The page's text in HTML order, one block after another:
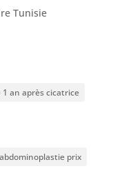
Tunisie
an après cicatrice
abdominoplastie prix